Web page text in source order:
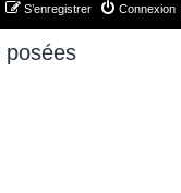
Connexion
S’enregistrer
posées